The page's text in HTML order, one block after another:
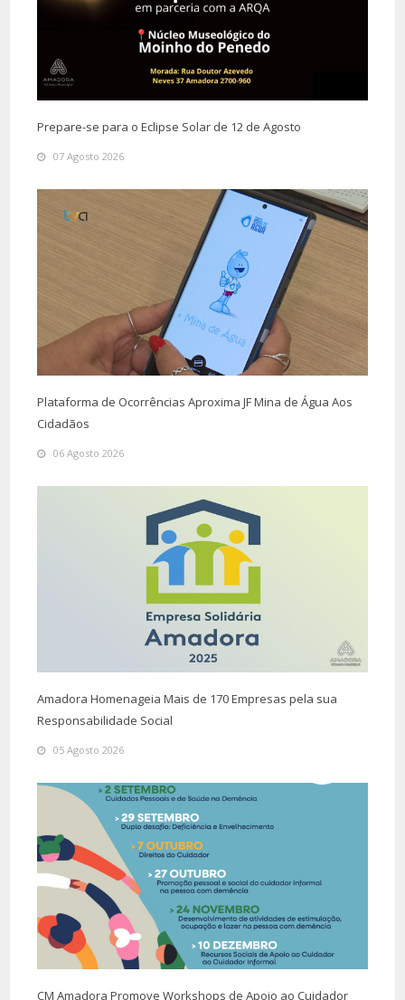
Prepare-se para o Eclipse Solar de 12 de Agosto
07 Agosto 2026
Plataforma de Ocorrências Aproxima JF Mina de Água Aos
Cidadãos
06 Agosto 2026
Amadora Homenageia Mais de 170 Empresas pela sua
Responsabilidade Social
05 Agosto 2026
CM Amadora Promove Workshops de Apoio ao Cuidador